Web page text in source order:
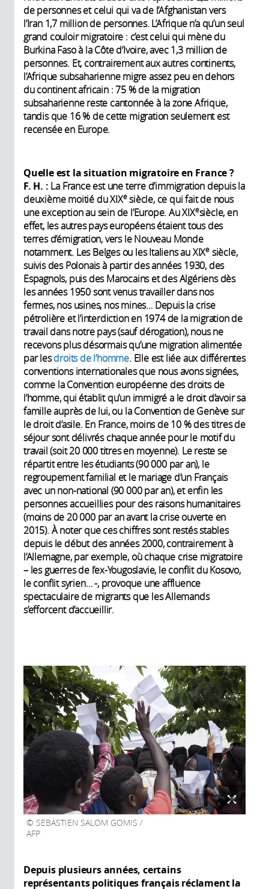
de personnes et celui qui va de l’Afghanistan vers
l’Iran 1,7 million de personnes. L’Afrique n’a qu’un seul
grand couloir migratoire : c’est celui qui mène du
Burkina Faso à la Côte d’Ivoire, avec 1,3 million de
personnes. Et, contrairement aux autres continents,
l’Afrique subsaharienne migre assez peu en dehors
du continent africain : 75 % de la migration
subsaharienne reste cantonnée à la zone Afrique,
tandis que 16 % de cette migration seulement est
recensée en Europe.
Quelle est la situation migratoire en France?
F. H. : La France est une terre d’immigration depuis la
deuxième moitié du XIXesiècle, ce qui fait de nous
une exception au sein de l’Europe. Au XIXesiècle, en
effet, les autres pays européens étaient tous des
terres d’émigration, vers le Nouveau Monde
notamment. Les Belges ou les Italiens au XIXe siècle,
suivis des Polonais à partir des années 1930, des
Espagnols, puis des Marocains et des Algériens dès
les années 1950 sont venus travailler dans nos
fermes, nos usines, nos mines… Depuis la crise
pétrolière et l’interdiction en 1974 de la migration de
travail dans notre pays (sauf dérogation), nous ne
recevons plus désormais qu’une migration alimentée
par lesdroits de l’homme. Elle est liée aux différentes
conventions internationales que nous avons signées,
comme la Convention européenne des droits de
l’homme, qui établit qu’un immigré a le droit d’avoir sa
famille auprès de lui, ou la Convention de Genève sur
le droit d’asile. En France, moins de 10 % des titres de
séjour sont délivrés chaque année pour le motif du
travail (soit 20 000 titres en moyenne). Le reste se
répartit entre les étudiants (90 000 par an), le
regroupement familial et le mariage d’un Français
avec un non-national (90 000 par an), et enfin les
personnes accueillies pour des raisons humanitaires
(moins de 20 000 par an avant la crise ouverte en
2015). À noter que ces chiffres sont restés stables
depuis le début des années 2000, contrairement à
l’Allemagne, par exemple, où chaque crise migratoire
– les guerres de l’ex-Yougoslavie, le conflit du Kosovo,
le conflit syrien… -, provoque une affluence
spectaculaire de migrants que les Allemands
s’efforcent d’accueillir.
SEBASTIEN SALOM GOMIS /
AFP
Depuis plusieurs années, certains
représentants politiques français réclament la